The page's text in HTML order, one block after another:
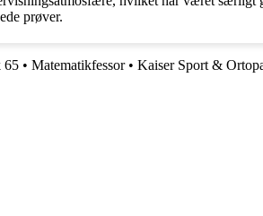
prøver.
65 • Matematikfessor • Kaiser Sport &